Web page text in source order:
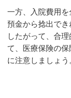
一方、入院費用
預金から捻出でき
したがって、合
て、医療保険の
に注意しましょう